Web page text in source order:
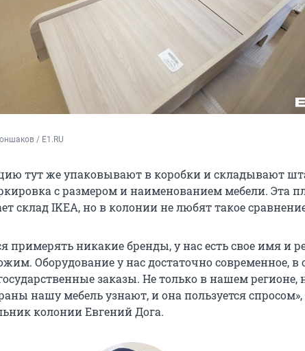
/ E1.RU
тут же упаковывают в коробки и складывают
с размером и наименованием мебели. Эта
склад IKEA, но в колонии не любят такое
примерять никакие бренды, у нас есть свое имя и
Оборудование у нас достаточно современное, в
заказы. Не только в нашем регионе,
нашу мебель узнают, и она пользуется
колонии Евгений Дога.